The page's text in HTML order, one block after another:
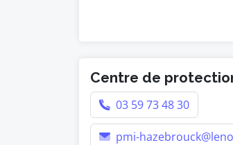
Centre de
03 59 73 48 30
pmi-